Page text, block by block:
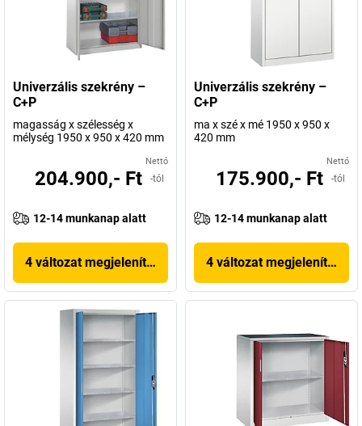
Univerzális szekrény –
C+P
magasság x szélesség x
mélység 1950 x 950 x 420 mm
Nettó
204.900,- Ft -tól
12-14 munkanap alatt
4 változat megjelenítése
Univerzális szekrény –
C+P
ma x szé x mé 1950 x 950 x
420 mm
Nettó
175.900,- Ft -tól
12-14 munkanap alatt
4 változat megjelenítése